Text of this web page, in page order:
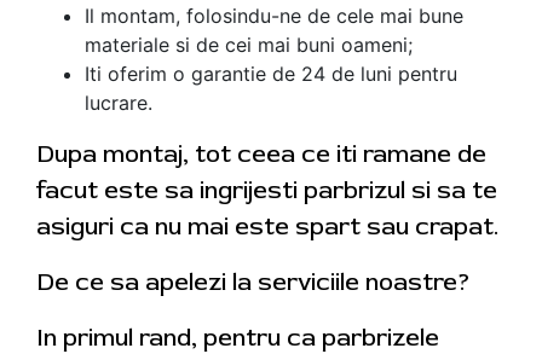
Il montam, folosindu-ne de cele mai bune
materiale si de cei mai buni oameni;
Iti oferim o garantie de 24 de luni pentru
lucrare.
Dupa montaj, tot ceea ce iti ramane de
facut este sa ingrijesti parbrizul si sa te
asiguri ca nu mai este spart sau crapat.
De ce sa apelezi la serviciile noastre?
In primul rand, pentru ca parbrizele